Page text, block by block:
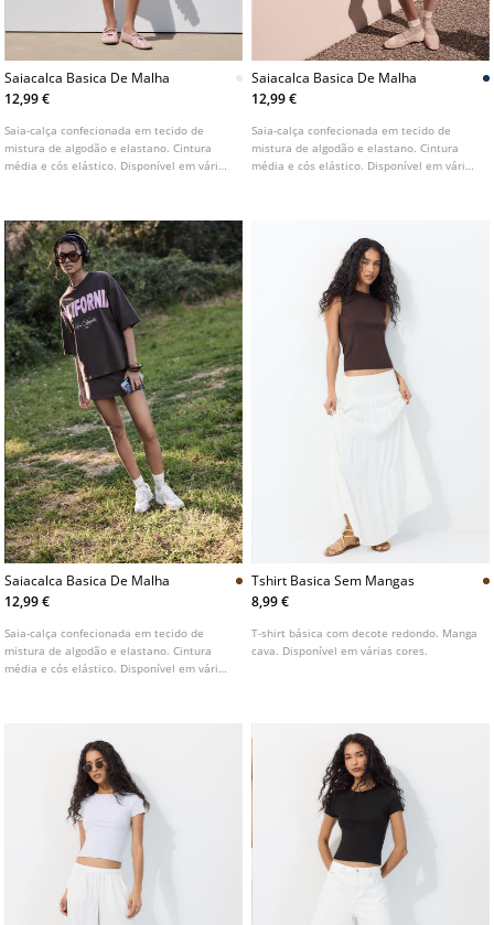
Saiacalca Basica De Malha
12,99 €
Saia-calça confecionada em tecido de
mistura de algodão e elastano. Cintura
média e cós elástico. Disponível em várias
Saiacalca Basica De Malha
12,99 €
Saia-calça confecionada em tecido de
mistura de algodão e elastano. Cintura
média e cós elástico. Disponível em várias
Saiacalca Basica De Malha
12,99 €
Saia-calça confecionada em tecido de
mistura de algodão e elastano. Cintura
média e cós elástico. Disponível em várias
Tshirt Basica Sem Mangas
8,99 €
T-shirt básica com decote redondo. Manga
cava. Disponível em várias cores.